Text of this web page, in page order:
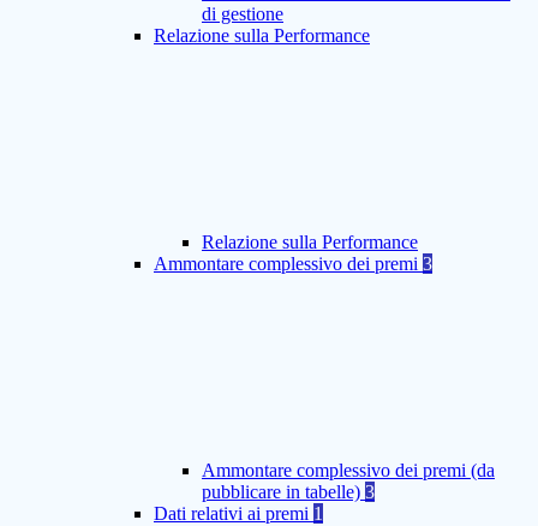
di gestione
Relazione sulla Performance
Relazione sulla Performance
Ammontare complessivo dei premi 3
Ammontare complessivo dei premi (da
pubblicare in tabelle) 3
Dati relativi ai premi 1